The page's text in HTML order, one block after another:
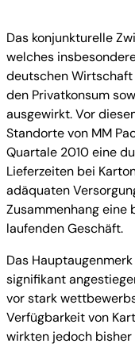
Das konjunkturelle
welches
deutschen
den Privatkonsum
ausgewirkt. Vor
Standorte von MM
Quartale 2010 eine
Lieferzeiten bei
adäquaten
Zusammenhang eine
laufenden Geschäft.
Das
signifikant
vor stark
Verfügbarkeit von
wirkten jedoch